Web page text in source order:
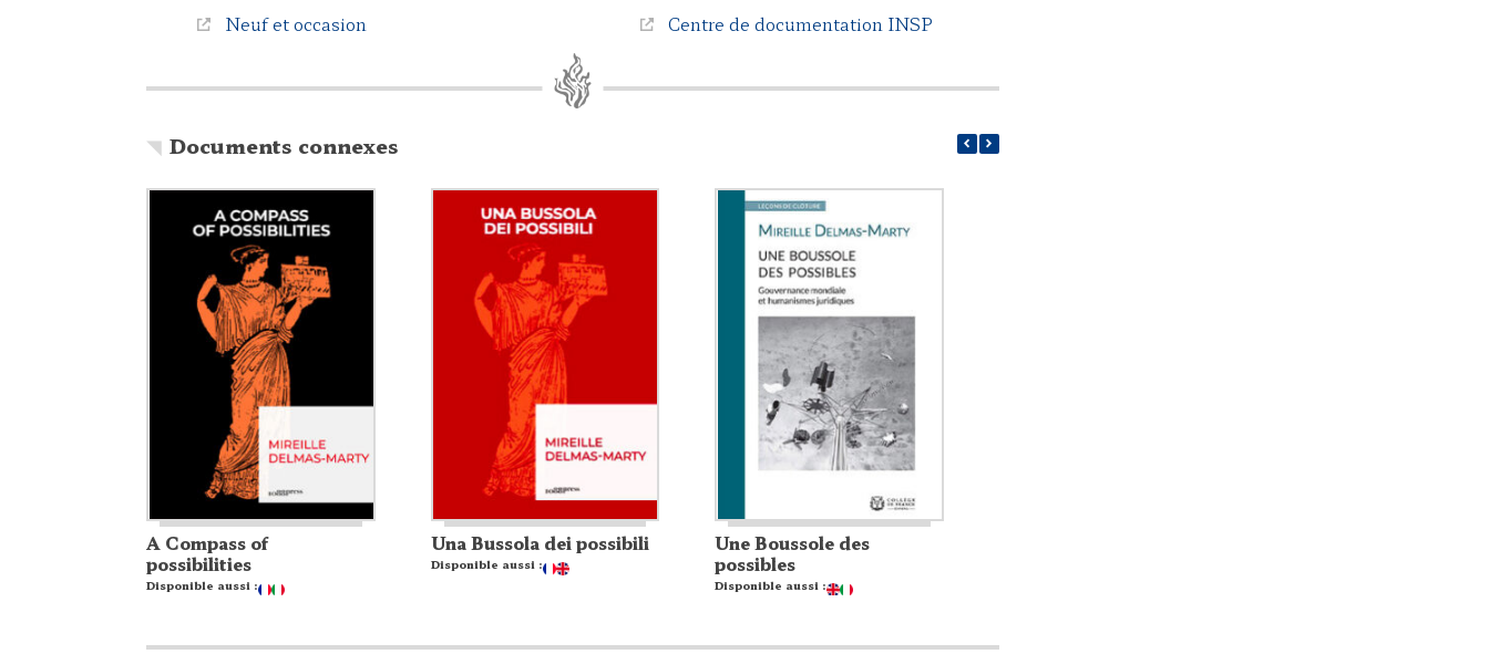
Neuf et occasion
Centre de documentation INSP
Documents connexes
A Compass of
possibilities
Disponible aussi :
Una Bussola dei possibili
Disponible aussi :
Une Boussole des
possibles
Disponible aussi :